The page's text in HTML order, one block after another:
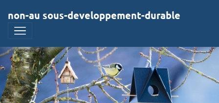
non-au sous-developpement-durable